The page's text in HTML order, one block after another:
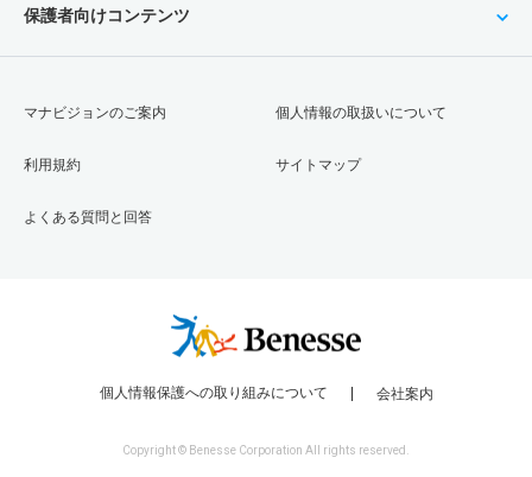
保護者向けコンテンツ
マナビジョンのご案内
利用規約
よくある質問と回答
個人情報の取扱いについて
サイトマップ
個人情報保護への取り組みについて 会社案内
Copyright © Benesse Corporation All rights reserved.